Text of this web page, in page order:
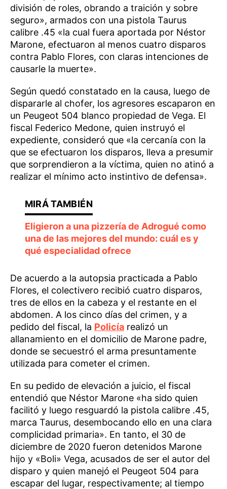
división de roles, obrando a traición y sobre
seguro», armados con una pistola Taurus
calibre .45 «la cual fuera aportada por Néstor
Marone, efectuaron al menos cuatro disparos
contra Pablo Flores, con claras intenciones de
causarle la muerte».
Según quedó constatado en la causa, luego de
dispararle al chofer, los agresores escaparon en
un Peugeot 504 blanco propiedad de Vega. El
fiscal Federico Medone, quien instruyó el
expediente, consideró que «la cercanía con la
que se efectuaron los disparos, lleva a presumir
que sorprendieron a la víctima, quien no atinó a
realizar el mínimo acto instintivo de defensa».
Eligieron a una pizzería de Adrogué como
una de las mejores del mundo: cuál es y
qué especialidad ofrece
De acuerdo a la autopsia practicada a Pablo
Flores, el colectivero recibió cuatro disparos,
tres de ellos en la cabeza y el restante en el
abdomen. A los cinco días del crimen, y a
pedido del fiscal, la Policía realizó un
allanamiento en el domicilio de Marone padre,
donde se secuestró el arma presuntamente
utilizada para cometer el crimen.
En su pedido de elevación a juicio, el fiscal
entendió que Néstor Marone «ha sido quien
facilitó y luego resguardó la pistola calibre .45,
marca Taurus, desembocando ello en una clara
complicidad primaria». En tanto, el 30 de
diciembre de 2020 fueron detenidos Marone
hijo y «Boli» Vega, acusados de ser el autor del
disparo y quien manejó el Peugeot 504 para
escapar del lugar, respectivamente; al tiempo